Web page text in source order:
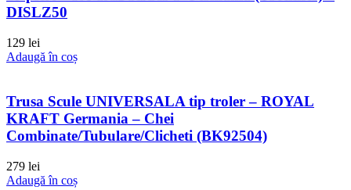
DISLZ50
129 lei
Adaugă în coș
Trusa Scule UNIVERSALA tip troler – ROYAL
KRAFT Germania – Chei
Combinate/Tubulare/Clicheti (BK92504)
279 lei
Adaugă în coș